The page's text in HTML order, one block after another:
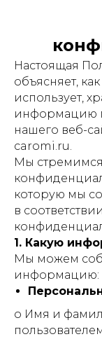
Настоящая
объясняет,
использует,
информацию
нашего веб-
caromi.ru.
Мы
которую мы
в
1. Какую
Мы можем
информацию:
o Имя и